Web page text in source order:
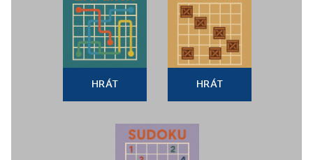
HRÁT HRÁT